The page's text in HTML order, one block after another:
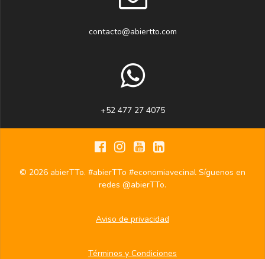
contacto@abiertto.com
+52 477 27 4075
© 2026 abierTTo. #abierTTo #economiavecinal Síguenos en
redes @abierTTo.
Aviso de privacidad
Términos y Condiciones